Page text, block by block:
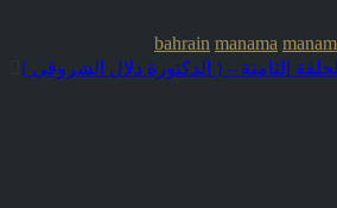
bahrain manama
الثامنة – ( الدكتورة دلال الشروقي )